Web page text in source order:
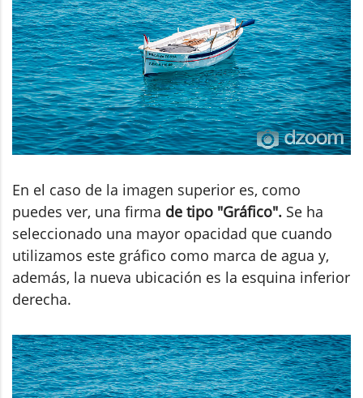
En el caso de la imagen superior es, como
puedes ver, una firma de tipo "Gráfico". Se ha
seleccionado una mayor opacidad que cuando
utilizamos este gráfico como marca de agua y,
además, la nueva ubicación es la esquina inferior
derecha.